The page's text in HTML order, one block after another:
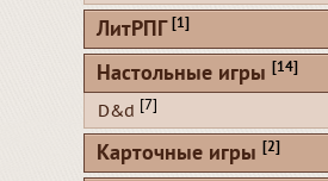
ЛитРПГ [1]
Настольные игры [14]
D&d [7]
Карточные игры [2]